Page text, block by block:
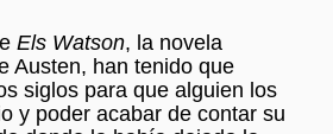
Els Watson, la novela
Austen, han tenido que
siglos para que alguien los
y poder acabar de contar su